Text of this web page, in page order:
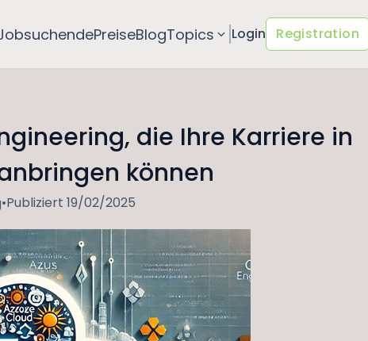
PreiseBlogTopics Login Registration
die Ihre Karriere in
können
•Publiziert 19/02/2025